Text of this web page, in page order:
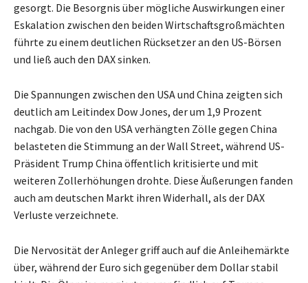
gesorgt. Die Besorgnis über mögliche Auswirkungen einer
Eskalation zwischen den beiden Wirtschaftsgroßmächten
führte zu einem deutlichen Rücksetzer an den US-Börsen
und ließ auch den DAX sinken.
Die Spannungen zwischen den USA und China zeigten sich
deutlich am Leitindex Dow Jones, der um 1,9 Prozent
nachgab. Die von den USA verhängten Zölle gegen China
belasteten die Stimmung an der Wall Street, während US-
Präsident Trump China öffentlich kritisierte und mit
weiteren Zollerhöhungen drohte. Diese Äußerungen fanden
auch am deutschen Markt ihren Widerhall, als der DAX
Verluste verzeichnete.
Die Nervosität der Anleger griff auch auf die Anleihemärkte
über, während der Euro sich gegenüber dem Dollar stabil